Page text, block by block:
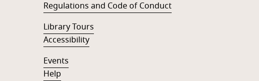
Regulations and Code of Conduct
Library Tours
Accessibility
Events
Help